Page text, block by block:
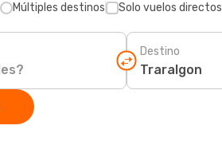
Múltiples destinos Solo vuelos directos
Destino